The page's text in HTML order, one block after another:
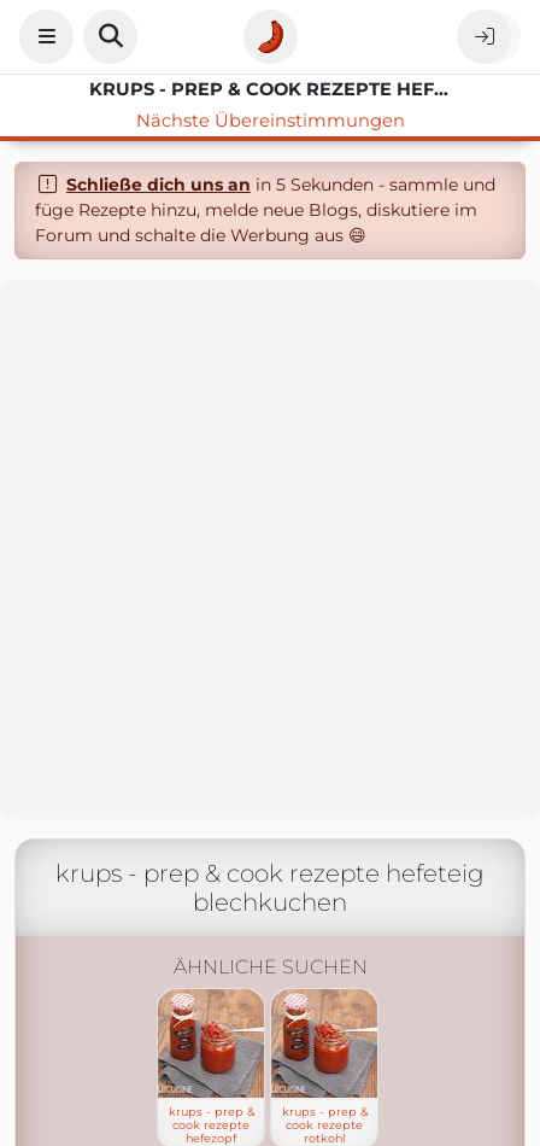
KRUPS - PREP & COOK REZEPTE HEFETEIG BLECHKUCHEN
Nächste Übereinstimmungen
Schließe dich uns an in 5 Sekunden - sammle und
füge Rezepte hinzu, melde neue Blogs, diskutiere im
Forum und schalte die Werbung aus 😄
krups - prep & cook rezepte hefeteig
blechkuchen
ÄHNLICHE SUCHEN
krups - prep &
cook rezepte
hefezopf
krups - prep &
cook rezepte
rotkohl